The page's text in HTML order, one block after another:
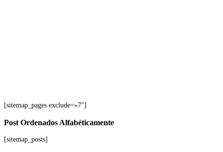
[sitemap_pages exclude=»7″]
Post Ordenados Alfabéticamente
[sitemap_posts]